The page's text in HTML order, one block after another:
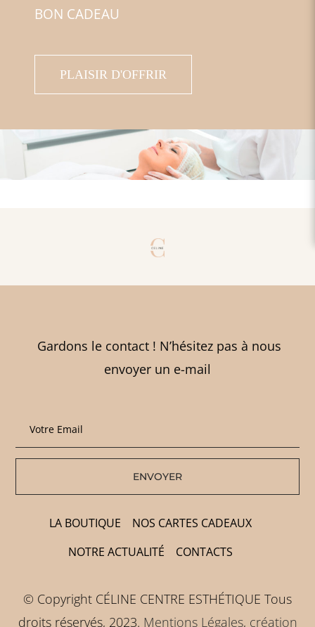
BON CADEAU
PLAISIR D'OFFRIR
Gardons le contact ! N’hésitez pas à nous
envoyer un e-mail
LA BOUTIQUE
NOS CARTES CADEAUX
NOTRE ACTUALITÉ
CONTACTS
© Copyright CÉLINE CENTRE ESTHÉTIQUE Tous
droits réservés, 2023. Mentions Légales, création